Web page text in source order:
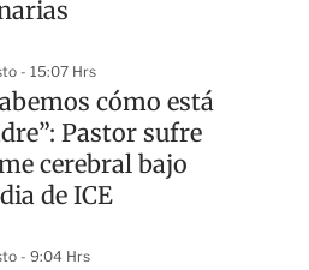
- 15:07 Hrs
cómo está
Pastor sufre
cerebral bajo
de ICE
- 9:04 Hrs